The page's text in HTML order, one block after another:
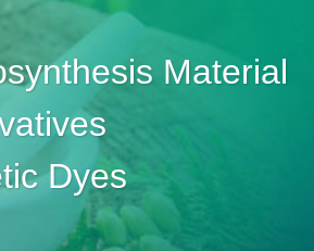
Material
Dyes